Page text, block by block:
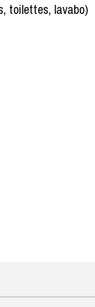
toilettes, lavabo)